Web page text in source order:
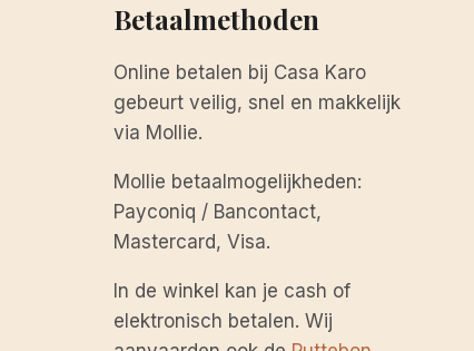
Betaalmethoden
Online betalen bij Casa Karo
gebeurt veilig, snel en makkelijk
via Mollie.
Mollie betaalmogelijkheden:
Payconiq / Bancontact,
Mastercard, Visa.
In de winkel kan je cash of
elektronisch betalen. Wij